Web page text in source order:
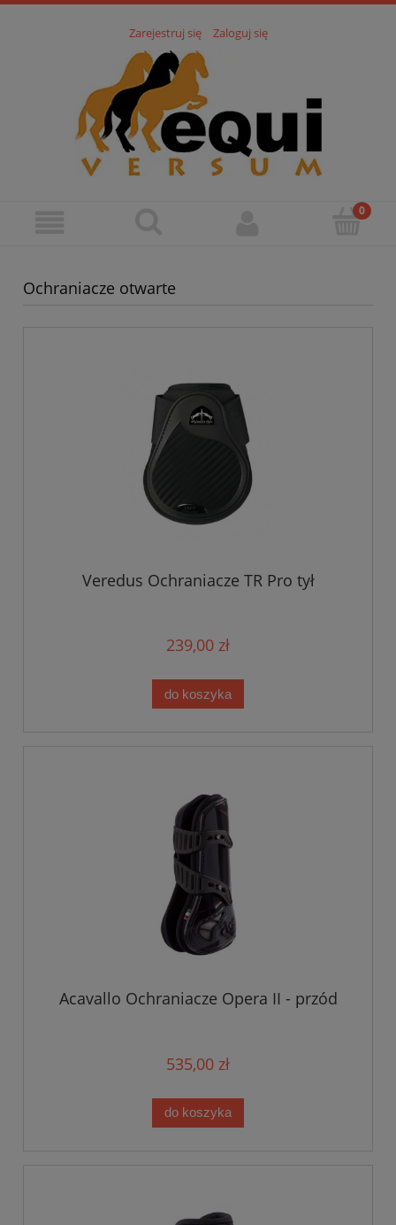
Zarejestruj się Zaloguj się
Ochraniacze otwarte
Veredus Ochraniacze TR Pro tył
239,00 zł
do koszyka
Acavallo Ochraniacze Opera II - przód
535,00 zł
do koszyka